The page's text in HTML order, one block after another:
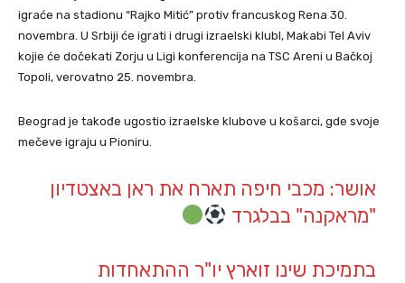
igraće na stadionu “Rajko Mitić” protiv francuskog Rena 30.
novembra. U Srbiji će igrati i drugi izraelski klubl, Makabi Tel Aviv
kojie će dočekati Zorju u Ligi konferencija na TSC Areni u Bačkoj
Topoli, verovatno 25. novembra.
Beograd je takođe ugostio izraelske klubove u košarci, gde svoje
mečeve igraju u Pioniru.
אושר: מכבי חיפה תארח את ראן באצטדיון
"מראקנה" בבלגרד
בתמיכת שינו זוארץ יו"ר ההתאחדות